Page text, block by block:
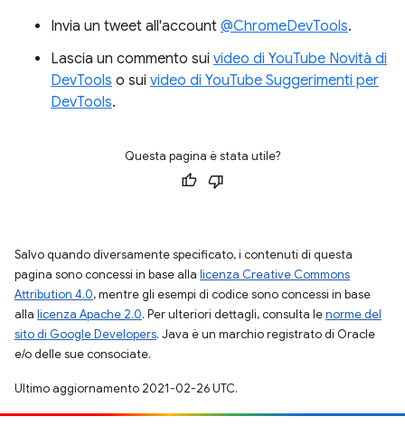
Invia un tweet all'account @ChromeDevTools.
Lascia un commento sui video di YouTube Novità di
DevTools o sui video di YouTube Suggerimenti per
DevTools.
Questa pagina è stata utile?
Salvo quando diversamente specificato, i contenuti di questa
pagina sono concessi in base alla licenza Creative Commons
Attribution 4.0, mentre gli esempi di codice sono concessi in base
alla licenza Apache 2.0. Per ulteriori dettagli, consulta lenorme del
sito di Google Developers. Java è un marchio registrato di Oracle
e/o delle sue consociate.
Ultimo aggiornamento 2021-02-26 UTC.